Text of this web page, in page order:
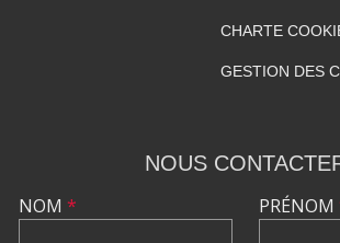
CHARTE
GESTION DES
NOUS
NOM * PRÉNOM